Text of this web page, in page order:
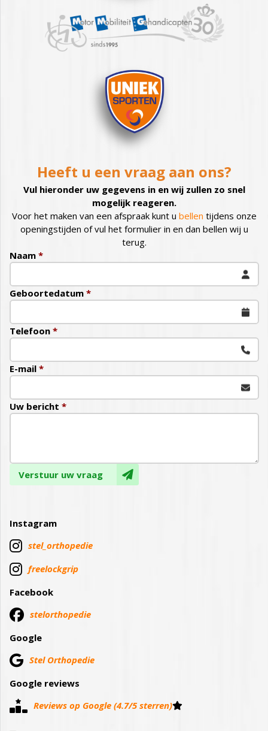
Heeft u een vraag aan ons?
Vul hieronder uw gegevens in en wij zullen zo snel
mogelijk reageren.
Voor het maken van een afspraak kunt u bellen tijdens onze
openingstijden of vul het formulier in en dan bellen wij u
terug.
Naam *
Geboortedatum *
Telefoon *
E-mail *
Uw bericht *
Verstuur uw vraag
Instagram
 stel_orthopedie
 freelockgrip
Facebook
stelorthopedie
Google
Stel Orthopedie
Google reviews
Reviews op Google (4.7/5 sterren)